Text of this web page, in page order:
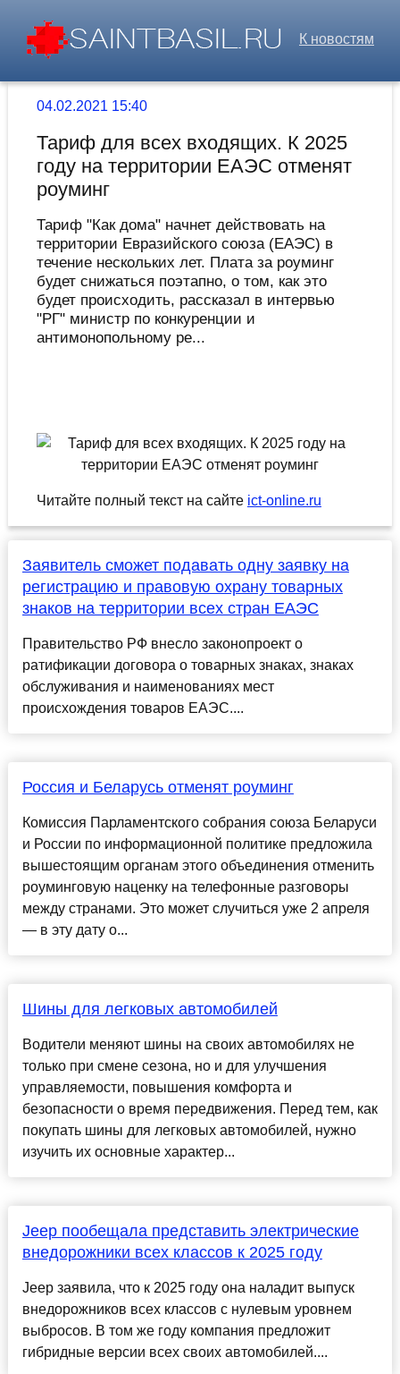
К новостям
04.02.2021 15:40
Тариф для всех входящих. К 2025
году на территории ЕАЭС отменят
роуминг
Тариф "Как дома" начнет действовать на
территории Евразийского союза (ЕАЭС) в
течение нескольких лет. Плата за роуминг
будет снижаться поэтапно, о том, как это
будет происходить, рассказал в интервью
"РГ" министр по конкуренции и
антимонопольному ре...
Читайте полный текст на сайте ict-online.ru
Заявитель сможет подавать одну заявку на
регистрацию и правовую охрану товарных
знаков на территории всех стран ЕАЭС
Правительство РФ внесло законопроект о
ратификации договора о товарных знаках, знаках
обслуживания и наименованиях мест
происхождения товаров ЕАЭС....
Россия и Беларусь отменят роуминг
Комиссия Парламентского собрания союза Беларуси
и России по информационной политике предложила
вышестоящим органам этого объединения отменить
роуминговую наценку на телефонные разговоры
между странами. Это может случиться уже 2 апреля
— в эту дату о...
Шины для легковых автомобилей
Водители меняют шины на своих автомобилях не
только при смене сезона, но и для улучшения
управляемости, повышения комфорта и
безопасности о время передвижения. Перед тем, как
покупать шины для легковых автомобилей, нужно
изучить их основные характер...
Jeep пообещала представить электрические
внедорожники всех классов к 2025 году
Jeep заявила, что к 2025 году она наладит выпуск
внедорожников всех классов с нулевым уровнем
выбросов. В том же году компания предложит
гибридные версии всех своих автомобилей....